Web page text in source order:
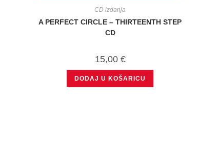
CD izdanja
A PERFECT CIRCLE – THIRTEENTH STEP
CD
15,00 €
DODAJ U KOŠARICU